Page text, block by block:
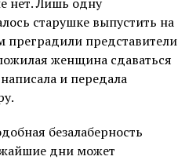
старушке выпустить на
преградили представители
женщина сдаваться
и передала
безалаберность
дни может